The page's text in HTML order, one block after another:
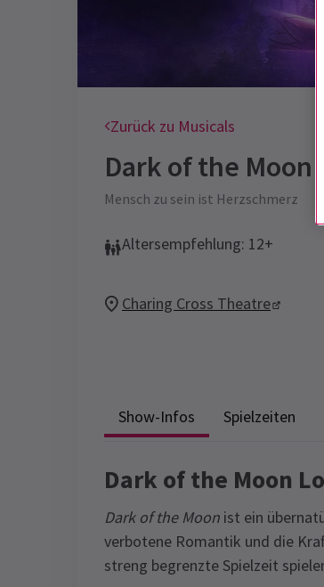
Zurück zu Musicals
Dark of the Moon
Mensch zu sein ist Herzschmerz
Altersempfehlung: 12+
Charing Cross Theatre
Show-Infos Spielzeiten
Dark of the Moon
Dark of the Moon ist ein
verbotene Romantik und die
streng begrenzte Spielzeit